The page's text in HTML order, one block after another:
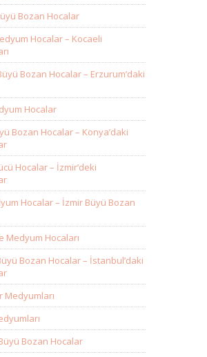
Bozan Hocalar
Hocalar – Kocaeli
Bozan Hocalar – Erzurum’daki
Hocalar
Bozan Hocalar – Konya’daki
Hocalar – İzmir’deki
Hocalar – İzmir Büyü Bozan
Medyum Hocaları
Bozan Hocalar – İstanbul’daki
Medyumları
Bozan Hocalar